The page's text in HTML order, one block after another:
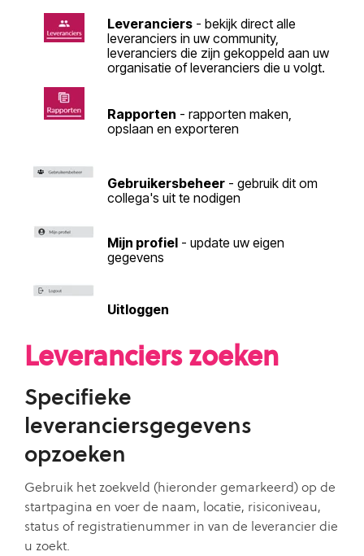
Leveranciers - bekijk direct alle
leveranciers in uw community,
leveranciers die zijn gekoppeld aan uw
organisatie of leveranciers die u volgt.
Rapporten - rapporten maken,
opslaan en exporteren
Gebruikersbeheer - gebruik dit om
collega's uit te nodigen
Mijn profiel - update uw eigen
gegevens
Uitloggen
Leveranciers zoeken
Specifieke
leveranciersgegevens
opzoeken
Gebruik het zoekveld (hieronder gemarkeerd) op de
startpagina en voer de naam, locatie, risiconiveau,
status of registratienummer in van de leverancier die
u zoekt.